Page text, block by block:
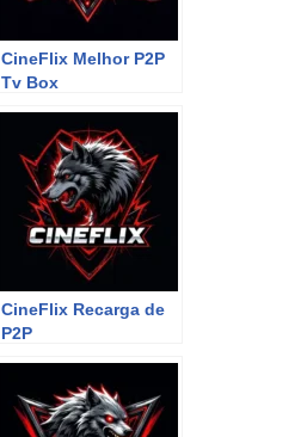
CineFlix Melhor P2P
Tv Box
CineFlix Recarga de
P2P